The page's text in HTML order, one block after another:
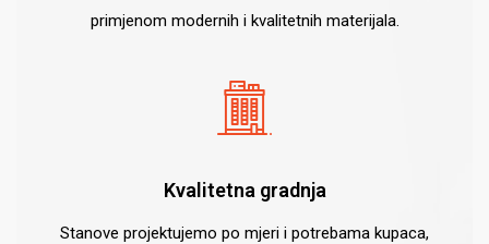
primjenom modernih i kvalitetnih materijala.
Kvalitetna gradnja
Stanove projektujemo po mjeri i potrebama kupaca,